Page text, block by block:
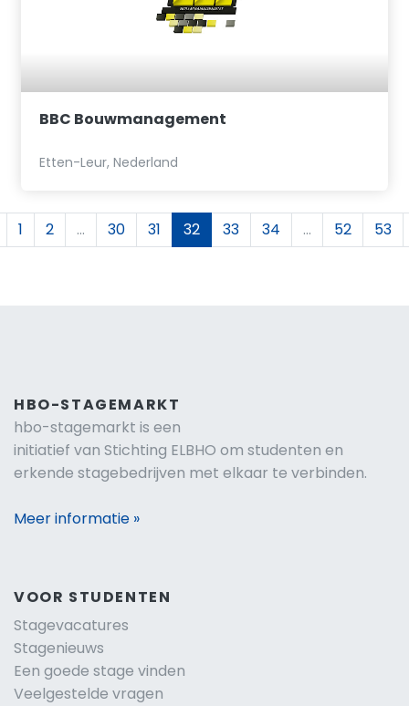
BBC Bouwmanagement
Etten-Leur, Nederland
1 2 ... 30 31 32 33 34 ... 52 53
HBO-STAGEMARKT
hbo-stagemarkt is een
initiatief van Stichting ELBHO om studenten en
erkende stagebedrijven met elkaar te verbinden.
Meer informatie »
VOOR STUDENTEN
Stagevacatures
Stagenieuws
Een goede stage vinden
Veelgestelde vragen